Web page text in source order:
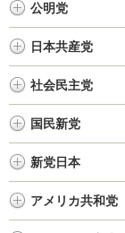
公明党
日本共産党
社会民主党
国民新党
新党日本
アメリカ共和党